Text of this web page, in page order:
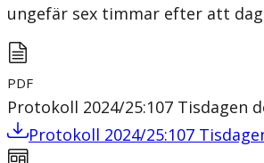
ungefär sex timmar efter att
PDF
Protokoll 2024/25:107 Tisdagen
Protokoll 2024/25:107